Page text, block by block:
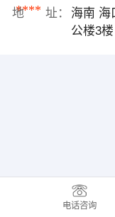
****
地 址：
海南 海
公楼3楼
电话咨询